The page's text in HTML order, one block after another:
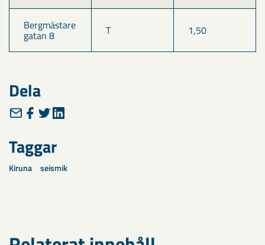
Bergmästare
gatan 8 T 1,50
Dela
Taggar
Kiruna seismik